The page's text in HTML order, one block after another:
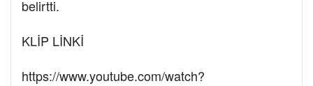
belirtti.
KLİP LİNKİ
https://www.youtube.com/watch?